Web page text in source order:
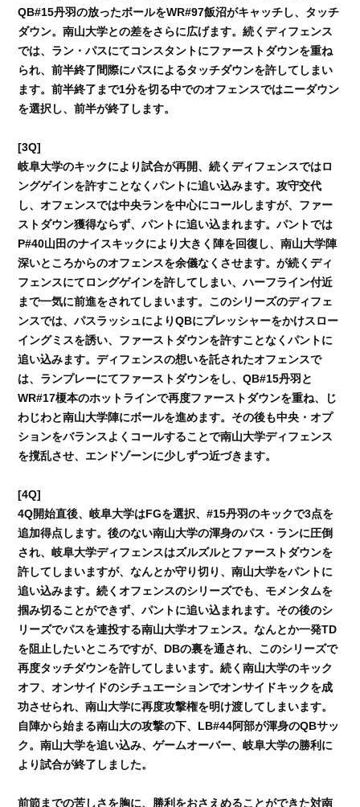
QB#15丹羽の放ったボールをWR#97飯沼がキャッチし、タッチ
ダウン。南山大学との差をさらに広げます。続くディフェンス
では、ラン・パスにてコンスタントにファーストダウンを重ね
られ、前半終了間際にパスによるタッチダウンを許してしまい
ます。前半終了まで1分を切る中でのオフェンスではニーダウン
を選択し、前半が終了します。
[3Q]
岐阜大学のキックにより試合が再開、続くディフェンスではロ
ングゲインを許すことなくパントに追い込みます。攻守交代
し、オフェンスでは中央ランを中心にコールしますが、ファー
ストダウン獲得ならず、パントに追い込まれます。パントでは
P#40山田のナイスキックにより大きく陣を回復し、南山大学陣
深いところからのオフェンスを余儀なくさせます。が続くディ
フェンスにてロングゲインを許してしまい、ハーフライン付近
まで一気に前進をされてしまいます。このシリーズのディフェ
ンスでは、パスラッシュによりQBにプレッシャーをかけスロー
イングミスを誘い、ファーストダウンを許すことなくパントに
追い込みます。ディフェンスの想いを託されたオフェンスで
は、ランプレーにてファーストダウンをし、QB#15丹羽と
WR#17榎本のホットラインで再度ファーストダウンを重ね、じ
わじわと南山大学陣にボールを進めます。その後も中央・オプ
ションをバランスよくコールすることで南山大学ディフェンス
を撹乱させ、エンドゾーンに少しずつ近づきます。
[4Q]
4Q開始直後、岐阜大学はFGを選択、#15丹羽のキックで3点を
追加得点します。後のない南山大学の渾身のパス・ランに圧倒
され、岐阜大学ディフェンスはズルズルとファーストダウンを
許してしまいますが、なんとか守り切り、南山大学をパントに
追い込みます。続くオフェンスのシリーズでも、モメンタムを
掴み切ることができず、パントに追い込まれます。その後のシ
リーズでパスを連投する南山大学オフェンス。なんとか一発TD
を阻止したいところですが、DBの裏を通され、このシリーズで
再度タッチダウンを許してしまいます。続く南山大学のキック
オフ、オンサイドのシチュエーションでオンサイドキックを成
功させられ、南山大学に再度攻撃権を明け渡してしまいます。
自陣から始まる南山大の攻撃の下、LB#44阿部が渾身のQBサッ
ク。南山大学を追い込み、ゲームオーバー、岐阜大学の勝利に
より試合が終了しました。
前節までの苦しさを胸に、勝利をおさえめることができた対南